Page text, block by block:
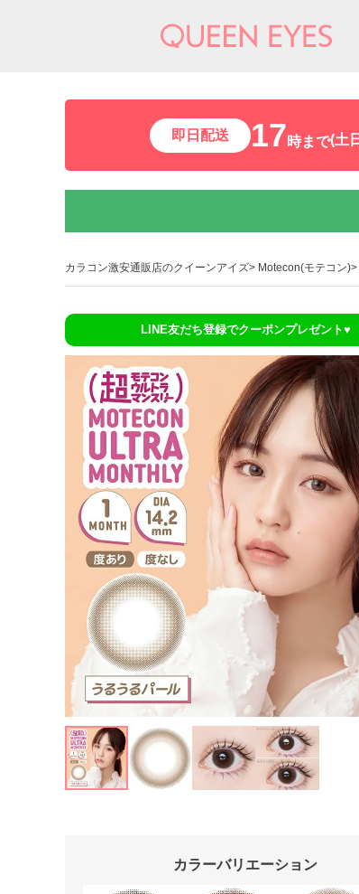
即日配送 17時まで(土
カラコン激安通販店のクイーンアイズ Motecon(モテコン)
LINE友だち登録でクーポンプレゼント♥
カラーバリエーション